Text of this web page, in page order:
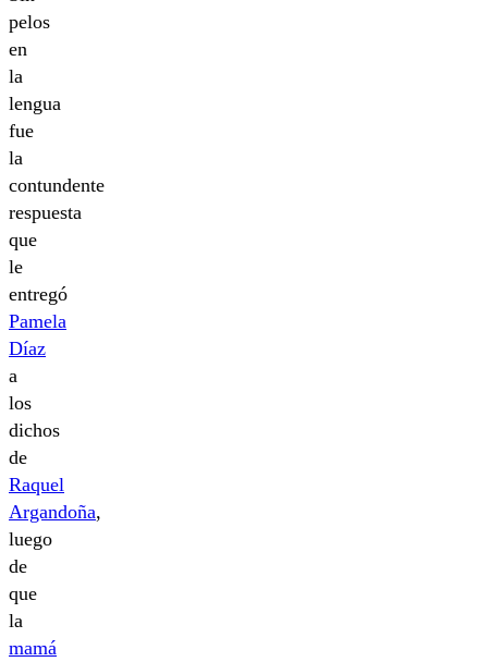
pelos
en
la
lengua
fue
la
contundente
respuesta
que
le
entregó
Pamela
Díaz
a
los
dichos
de
Raquel
Argandoña,
luego
de
que
la
mamá